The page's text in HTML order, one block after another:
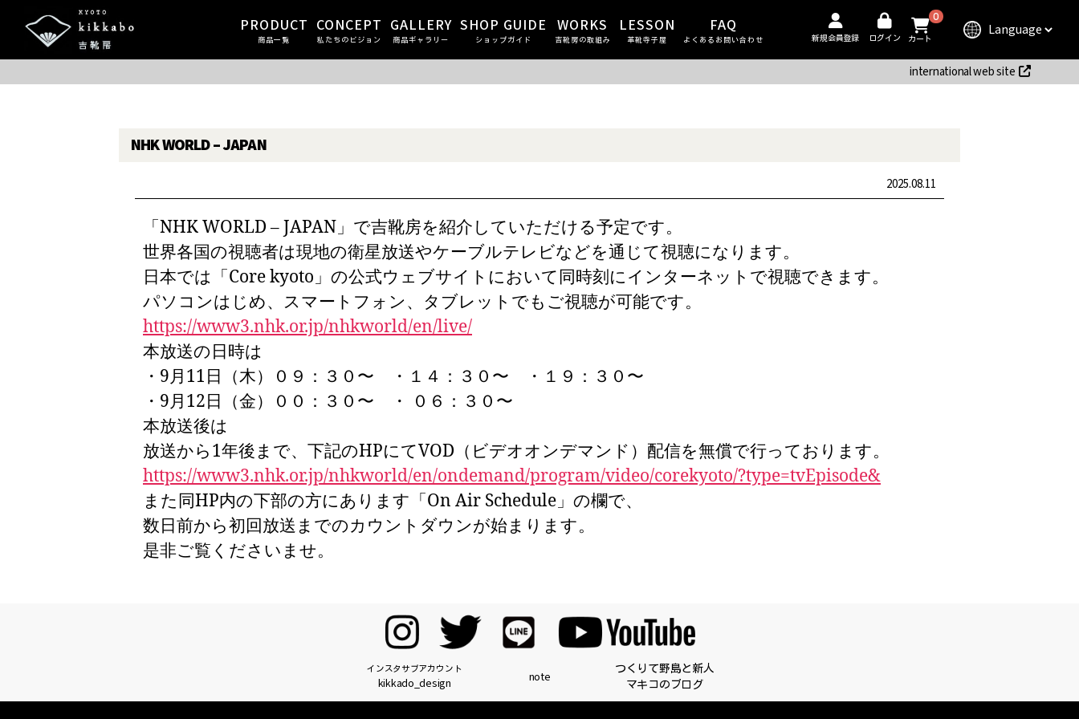
PRODUCT
商品一覧
CONCEPT
私たちのビジョン
GALLERY
商品ギャラリー
SHOP GUIDE
ショップガイド
WORKS
吉靴房の取組み
LESSON
革靴寺子屋
FAQ
よくあるお問い合わせ 新規会員登録 ログイン
0
カート
international web site
NHK WORLD – JAPAN
2025.08.11
「NHK WORLD – JAPAN」で吉靴房を紹介していただける予定です。
世界各国の視聴者は現地の衛星放送やケーブルテレビなどを通じて視聴になります。
日本では「Core kyoto」の公式ウェブサイトにおいて同時刻にインターネットで視聴できます。
パソコンはじめ、スマートフォン、タブレットでもご視聴が可能です。
https://www3.nhk.or.jp/nhkworld/en/live/
本放送の日時は
・9月11日（木）０９：３０〜 ・１４：３０〜 ・１９：３０〜
・9月12日（金）００：３０〜 ・ ０６：３０〜
本放送後は
放送から1年後まで、下記のHPにてVOD（ビデオオンデマンド）配信を無償で行っております。
https://www3.nhk.or.jp/nhkworld/en/ondemand/program/video/corekyoto/?type=tvEpisode&
また同HP内の下部の方にあります「On Air Schedule」の欄で、
数日前から初回放送までのカウントダウンが始まります。
是非ご覧くださいませ。
インスタサブアカウント
kikkado_design note
つくりて野島と新人
マキコのブログ